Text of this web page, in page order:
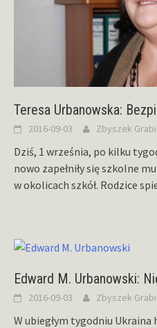
Teresa Urbanowska:
2016-09-03 Zbyszek
Dziś, 1 września, po kilku
nowo zapełniły się szkolne
w okolicach szkół. Rodzice
Edward M. Urbanowski:
2016-09-03 Zbyszek
W ubiegłym tygodniu Ukraina